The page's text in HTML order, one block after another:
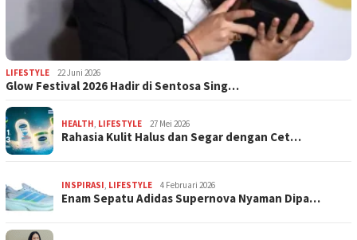
LIFESTYLE 22 Juni 2026
Glow Festival 2026 Hadir di Sentosa Sing…
HEALTH, LIFESTYLE 27 Mei 2026
Rahasia Kulit Halus dan Segar dengan Cet…
INSPIRASI, LIFESTYLE 4 Februari 2026
Enam Sepatu Adidas Supernova Nyaman Dipa…